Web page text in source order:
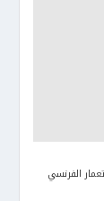
الفرنسي